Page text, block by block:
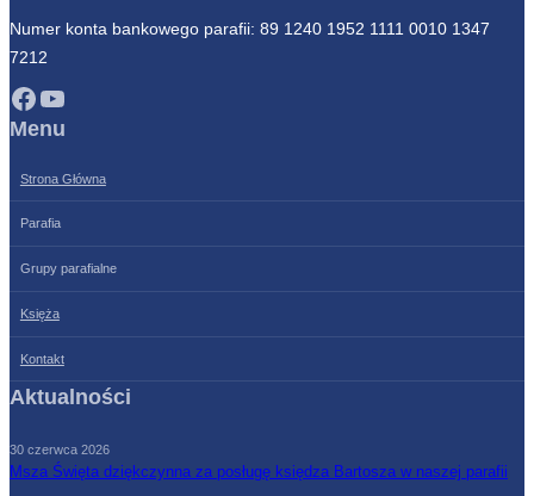
Numer konta bankowego parafii: 89 1240 1952 1111 0010 1347
7212
Facebook YouTube
Menu
Strona Główna
Parafia
Grupy parafialne
Księża
Kontakt
Aktualności
30 czerwca 2026
Msza Święta dziękczynna za posługę księdza Bartosza w naszej parafii